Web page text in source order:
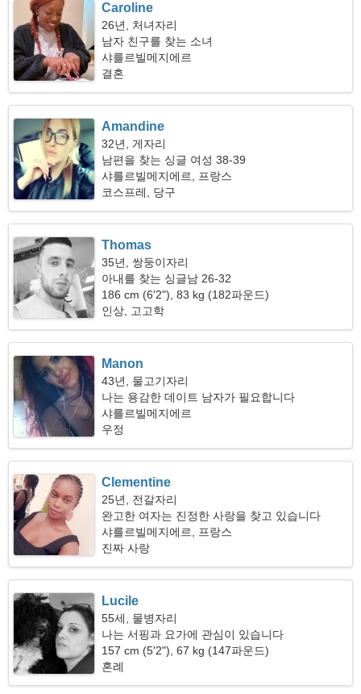
Caroline
26년, 처녀자리
남자 친구를 찾는 소녀
샤를르빌메지에르
결혼
Amandine
32년, 게자리
남편을 찾는 싱글 여성 38-39
샤를르빌메지에르, 프랑스
코스프레, 당구
Thomas
35년, 쌍둥이자리
아내를 찾는 싱글남 26-32
186 cm (6'2"), 83 kg (182파운드)
인상, 고고학
Manon
43년, 물고기자리
나는 용감한 데이트 남자가 필요합니다
샤를르빌메지에르
우정
Clementine
25년, 전갈자리
완고한 여자는 진정한 사랑을 찾고 있습니다
샤를르빌메지에르, 프랑스
진짜 사랑
Lucile
55세, 물병자리
나는 서핑과 요가에 관심이 있습니다
157 cm (5'2"), 67 kg (147파운드)
혼례